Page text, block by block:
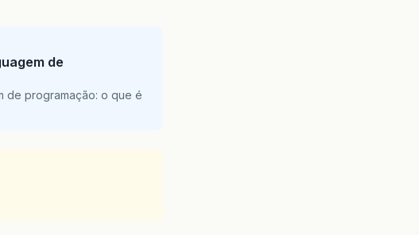
de
de programação: o que é